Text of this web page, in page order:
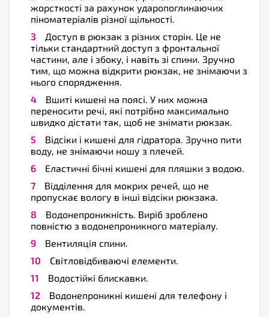
жорсткості за рахунок ударопоглинаючих
піноматеріалів різної щільності.
Доступ в рюкзак з різних сторін. Це не
тільки стандартний доступ з фронтальної
частини, але і збоку, і навіть зі спини. Зручно
тим, що можна відкрити рюкзак, не знімаючи з
нього спорядження.
Вшиті кишені на поясі. У них можна
переносити речі, які потрібно максимально
швидко дістати так, щоб не знімати рюкзак.
Відсіки і кишені для гідратора. Зручно пити
воду, не знімаючи ношу з плечей.
Еластичні бічні кишені для пляшки з водою.
Відділення для мокрих речей, що не
пропускає вологу в інші відсіки рюкзака.
Водонепроникність. Виріб зроблено
повністю з водонепроникного матеріалу.
Вентиляція спини.
Світловідбиваючі елементи.
Водостійкі блискавки.
Водонепроникні кишені для телефону і
документів.